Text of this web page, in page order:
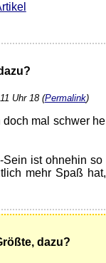
Uhr 18 (Permalink)
doch mal schwer
Sein ist ohnehin
mehr Spaß
dazu?